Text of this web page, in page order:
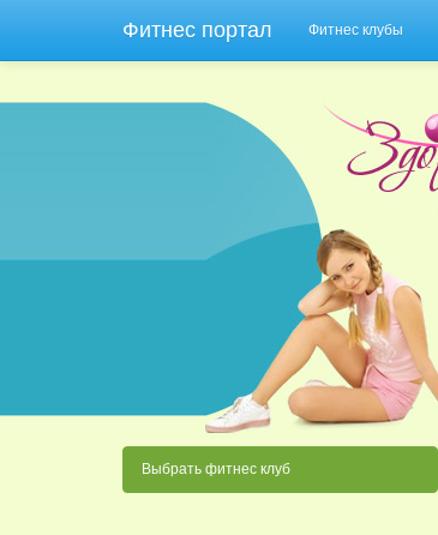
Фитнес портал Фитнес клубы
Выбрать фитнес клуб